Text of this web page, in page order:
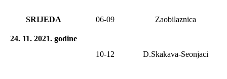
SRIJEDA
24. 11. 2021.godine
06-09 Zaobilaznica
10-12 D.Skakava-Seonjaci